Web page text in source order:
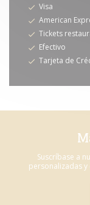
Visa
American
Tickets
Efectivo
Tarjeta de
Suscríbase a
personalizadas